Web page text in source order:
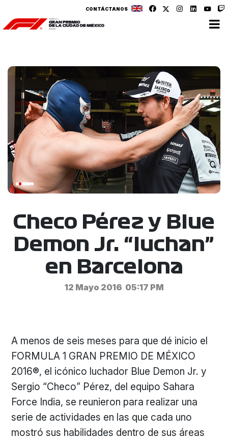
CONTÁCTANOS
Checo Pérez y Blue
Demon Jr. “luchan”
en Barcelona
12 Mayo 2016 05:17 PM
A menos de seis meses para que dé inicio el
FORMULA 1 GRAN PREMIO DE MÉXICO
2016®, el icónico luchador Blue Demon Jr. y
Sergio “Checo” Pérez, del equipo Sahara
Force India, se reunieron para realizar una
serie de actividades en las que cada uno
mostró sus habilidades dentro de sus áreas